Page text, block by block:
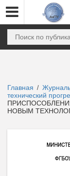
Главная /
технический
НОВЫМ